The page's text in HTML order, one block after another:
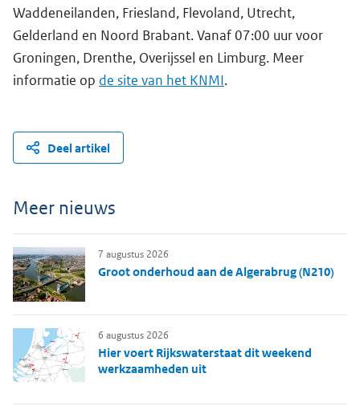
Waddeneilanden, Friesland, Flevoland, Utrecht,
Gelderland en Noord Brabant. Vanaf 07:00 uur voor
Groningen, Drenthe, Overijssel en Limburg. Meer
informatie op de site van het KNMI.
Deel artikel
Meer nieuws
Groot onderhoud aan de Algerabrug (N210)
7 augustus 2026
Hier voert Rijkswaterstaat dit weekend
werkzaamheden uit
6 augustus 2026